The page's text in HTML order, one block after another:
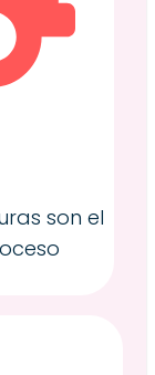
son el